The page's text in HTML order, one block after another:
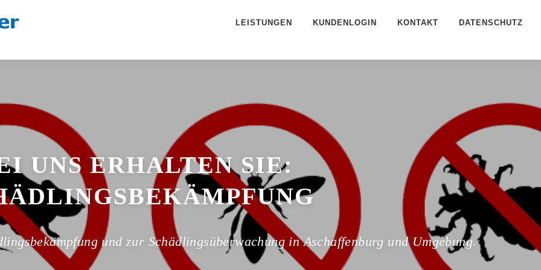
LEISTUNGEN KUNDENLOGIN KONTAKT DATENSCHUTZ
UNS ERHALTEN SIE:
und zur Schädlingsüberwachung in Aschaffenburg und Umgebung.